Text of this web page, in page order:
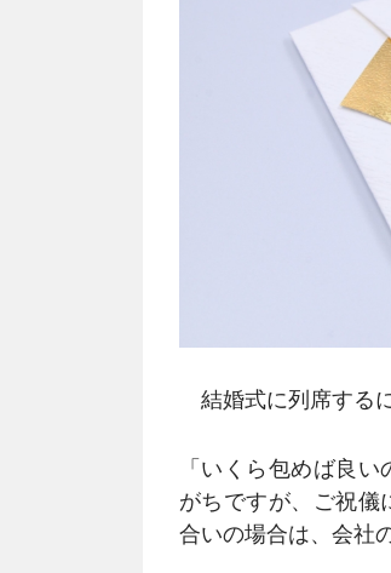
結婚式に列席する
「いくら包めば良
がちですが、ご祝儀
合いの場合は、会社